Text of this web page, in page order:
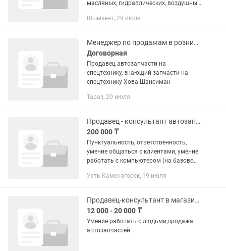
масляных, гидравлических, воздушных
Работа с постоянными клиентами,
Шымкент, 29 июля
Менеджер по продажам в розничном магазине, автозапчасти на спецтехнику
Договорная
Продавец автозапчасти на
спецтехнику, знающий запчасти на
спецтехнику Хова Шансиман
Тараз, 20 июля
Продавец - консультант автозапчастей
200 000 ₸
Пунктуальность, ответственность,
умение общаться с клиентами, умение
работать с компьютером (на базовом
устройства автомобиля будет
Усть-Каменогорск, 19 июля
Продавец-консультант в магазине
12 000 - 20 000 ₸
Умение работать с людьми,продажа
автозапчастей